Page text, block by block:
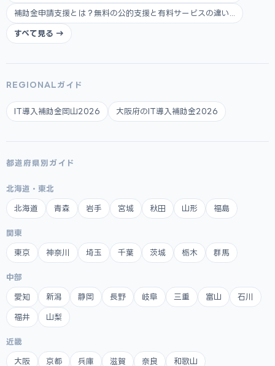
補助金申請支援とは？無料の公的支援と有料サービスの違い...
すべて見る →
REGIONALガイド
IT導入補助金岡山2026 大阪府のIT導入補助金2026
都道府県別ガイド
北海道・東北
北海道 青森 岩手 宮城 秋田 山形 福島
関東
東京 神奈川 埼玉 千葉 茨城 栃木 群馬
中部
愛知 新潟 静岡 長野 岐阜 三重 富山 石川
福井 山梨
近畿
大阪 京都 兵庫 滋賀 奈良 和歌山